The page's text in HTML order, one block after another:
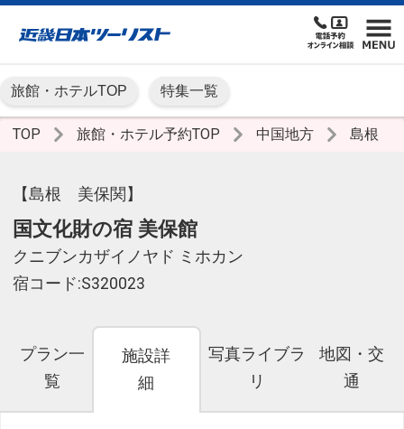
旅館・ホテルTOP 特集一覧
TOP 旅館・ホテル予約TOP 中国地方 島根
【島根 美保関】
国文化財の宿 美保館
クニブンカザイノヤド ミホカン
宿コード:S320023
プラン一
覧
施設詳
細
写真ライブラ
リ
地図・交
通